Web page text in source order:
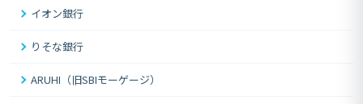
イオン銀行
りそな銀行
ARUHI（旧SBIモーゲージ）